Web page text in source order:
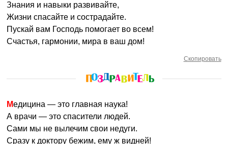
Знания и навыки развивайте,
Жизни спасайте и сострадайте.
Пускай вам Господь помогает во всем!
Счастья, гармонии, мира в ваш дом!
Скопировать
Медицина — это главная наука!
А врачи — это спасители людей.
Сами мы не вылечим свои недуги.
Сразу к доктору бежим, ему ж видней!